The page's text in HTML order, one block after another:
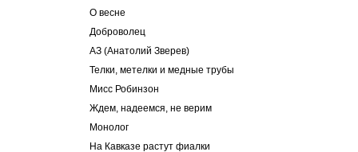
О весне
Доброволец
АЗ (Анатолий Зверев)
Телки, метелки и медные трубы
Мисс Робинзон
Ждем, надеемся, не верим
Монолог
На Кавказе растут фиалки